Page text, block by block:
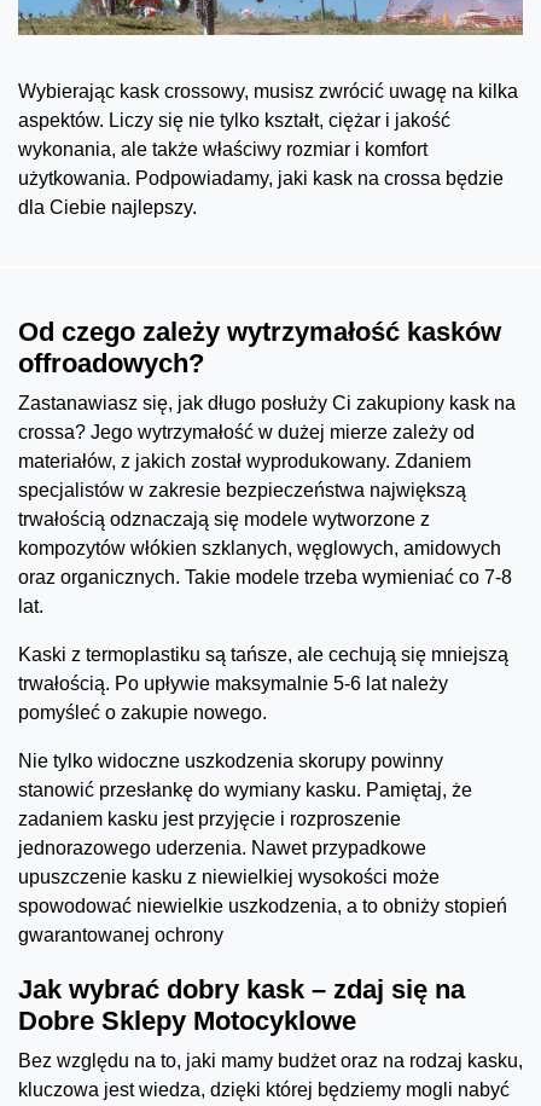
Wybierając kask crossowy, musisz zwrócić uwagę na kilka
aspektów. Liczy się nie tylko kształt, ciężar i jakość
wykonania, ale także właściwy rozmiar i komfort
użytkowania. Podpowiadamy, jaki kask na crossa będzie
dla Ciebie najlepszy.
Od czego zależy wytrzymałość kasków
offroadowych?
Zastanawiasz się, jak długo posłuży Ci zakupiony kask na
crossa? Jego wytrzymałość w dużej mierze zależy od
materiałów, z jakich został wyprodukowany. Zdaniem
specjalistów w zakresie bezpieczeństwa największą
trwałością odznaczają się modele wytworzone z
kompozytów włókien szklanych, węglowych, amidowych
oraz organicznych. Takie modele trzeba wymieniać co 7-8
lat.
Kaski z termoplastiku są tańsze, ale cechują się mniejszą
trwałością. Po upływie maksymalnie 5-6 lat należy
pomyśleć o zakupie nowego.
Nie tylko widoczne uszkodzenia skorupy powinny
stanowić przesłankę do wymiany kasku. Pamiętaj, że
zadaniem kasku jest przyjęcie i rozproszenie
jednorazowego uderzenia. Nawet przypadkowe
upuszczenie kasku z niewielkiej wysokości może
spowodować niewielkie uszkodzenia, a to obniży stopień
gwarantowanej ochrony
Jak wybrać dobry kask – zdaj się na
Dobre Sklepy Motocyklowe
Bez względu na to, jaki mamy budżet oraz na rodzaj kasku,
kluczowa jest wiedza, dzięki której będziemy mogli nabyć